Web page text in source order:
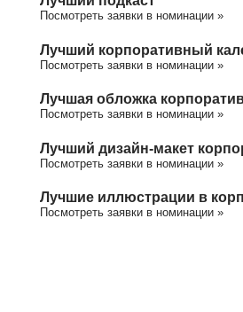
Посмотреть заявки в номинации »
Лучший корпоративный
Посмотреть заявки в номинации »
Лучшая обложка
Посмотреть заявки в номинации »
Лучший дизайн-макет
Посмотреть заявки в номинации »
Лучшие иллюстрации в
Посмотреть заявки в номинации »